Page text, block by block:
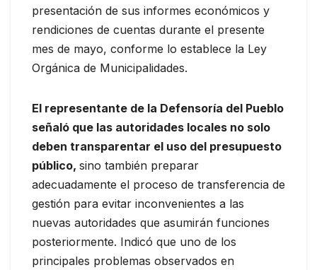
presentación de sus informes económicos y
rendiciones de cuentas durante el presente
mes de mayo, conforme lo establece la Ley
Orgánica de Municipalidades.
El representante de la Defensoría del Pueblo
señaló que las autoridades locales no solo
deben transparentar el uso del presupuesto
público, sino también preparar
adecuadamente el proceso de transferencia de
gestión para evitar inconvenientes a las
nuevas autoridades que asumirán funciones
posteriormente. Indicó que uno de los
principales problemas observados en